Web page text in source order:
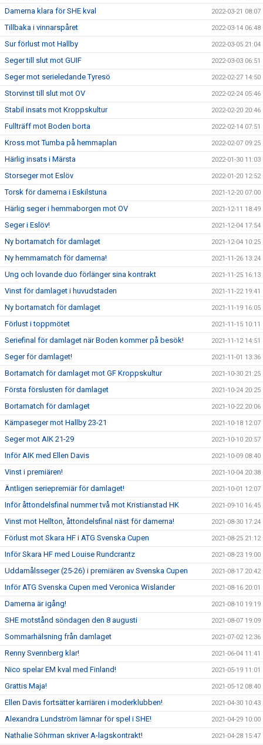
Damerna klara för SHE kval 2022-03-21 08:07
Tillbaka i vinnarspåret 2022-03-14 06:48
Sur förlust mot Hallby 2022-03-05 21:04
Seger till slut mot GUIF 2022-03-03 06:51
Seger mot serieledande Tyresö 2022-02-27 14:50
Storvinst till slut mot OV 2022-02-24 05:46
Stabil insats mot Kroppskultur 2022-02-20 20:46
Fullträff mot Boden borta 2022-02-14 07:51
Kross mot Tumba på hemmaplan 2022-02-07 09:25
Härlig insats i Märsta 2022-01-30 11:03
Storseger mot Eslöv 2022-01-20 12:52
Torsk för damerna i Eskilstuna 2021-12-20 07:00
Härlig seger i hemmaborgen mot OV 2021-12-11 18:49
Seger i Eslöv! 2021-12-04 17:54
Ny bortamatch för damlaget 2021-12-04 10:25
Ny hemmamatch för damerna! 2021-11-26 13:24
Ung och lovande duo förlänger sina kontrakt 2021-11-25 16:13
Vinst för damlaget i huvudstaden 2021-11-22 19:41
Ny bortamatch för damlaget 2021-11-19 16:05
Förlust i toppmötet 2021-11-15 10:11
Seriefinal för damlaget när Boden kommer på besök! 2021-11-12 14:51
Seger för damlaget! 2021-11-01 13:36
Bortamatch för damlaget mot GF Kroppskultur 2021-10-30 21:25
Första förslusten för damlaget 2021-10-24 20:25
Bortamatch för damlaget 2021-10-22 20:06
Kämpaseger mot Hallby 23-21 2021-10-18 12:07
Seger mot AIK 21-29 2021-10-10 20:57
Inför AIK med Ellen Davis 2021-10-09 08:40
Vinst i premiären! 2021-10-04 20:38
Äntligen seriepremiär för damlaget! 2021-10-01 12:07
Inför åttondelsfinal nummer två mot Kristianstad HK 2021-09-10 16:45
Vinst mot Hellton, åttondelsfinal näst för damerna! 2021-08-30 17:24
Förlust mot Skara HF i ATG Svenska Cupen 2021-08-25 21:12
Inför Skara HF med Louise Rundcrantz 2021-08-23 19:00
Uddamålsseger (25-26) i premiären av Svenska Cupen 2021-08-17 20:42
Inför ATG Svenska Cupen med Veronica Wislander 2021-08-16 20:01
Damerna är igång! 2021-08-10 19:19
SHE motstånd söndagen den 8 augusti 2021-08-07 19:09
Sommarhälsning från damlaget 2021-07-02 12:36
Renny Svennberg klar! 2021-06-04 11:41
Nico spelar EM kval med Finland! 2021-05-19 11:01
Grattis Maja! 2021-05-12 08:40
Ellen Davis fortsätter karriären i moderklubben! 2021-04-30 10:43
Alexandra Lundström lämnar för spel i SHE! 2021-04-29 10:00
Nathalie Söhrman skriver A-lagskontrakt! 2021-04-28 15:47